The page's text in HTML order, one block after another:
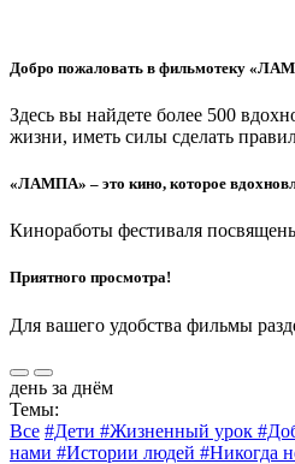
Добро пожаловать в фильмотеку
Здесь вы найдете более 500
жизни, иметь силы сделать
«ЛАМПА» – это кино, которое
Киноработы фестиваля
Приятного просмотра!
Для вашего удобства фильмы
день за днём
Темы:
Все #Дети #Жизненный урок
нами #Истории людей #Никогда